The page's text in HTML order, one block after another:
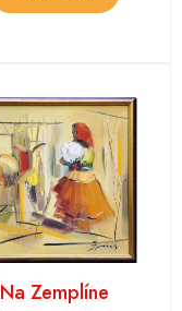
Na Zemplíne